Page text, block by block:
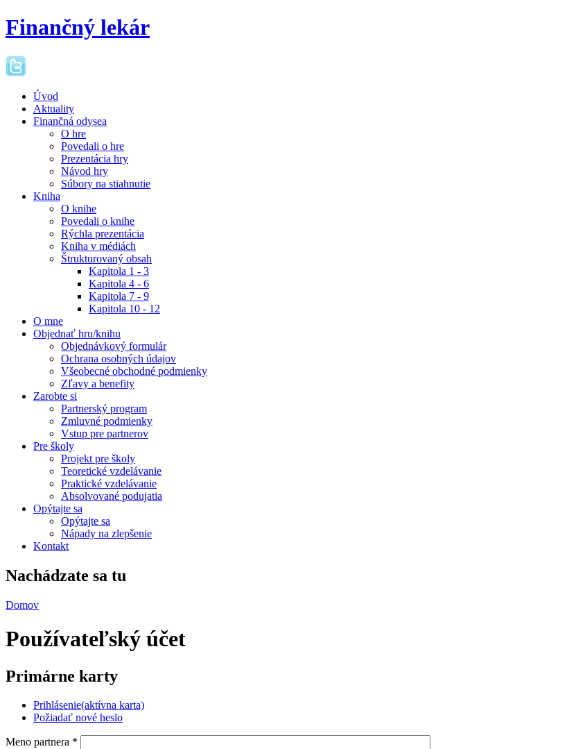
Finančný lekár
Úvod
Aktuality
Finančná odysea
O hre
Povedali o hre
Prezentácia hry
Návod hry
Súbory na stiahnutie
Kniha
O knihe
Povedali o knihe
Rýchla prezentácia
Kniha v médiách
Štrukturovaný obsah
Kapitola 1 - 3
Kapitola 4 - 6
Kapitola 7 - 9
Kapitola 10 - 12
O mne
Objednať hru/knihu
Objednávkový formulár
Ochrana osobných údajov
Všeobecné obchodné podmienky
Zľavy a benefity
Zarobte si
Partnerský program
Zmluvné podmienky
Vstup pre partnerov
Pre školy
Projekt pre školy
Teoretické vzdelávanie
Praktické vzdelávanie
Absolvované podujatia
Opýtajte sa
Opýtajte sa
Nápady na zlepšenie
Kontakt
Nachádzate sa tu
Domov
Používateľský účet
Primárne karty
Prihlásenie(aktívna karta)
Požiadať nové heslo
Meno partnera *